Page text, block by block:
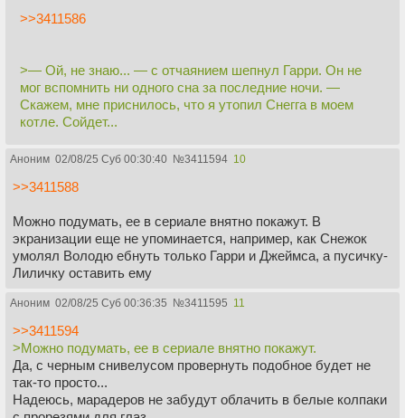
>>3411586
>— Ой, не знаю... — с отчаянием шепнул Гарри. Он не
мог вспомнить ни одного сна за последние ночи. —
Скажем, мне приснилось, что я утопил Снегга в моем
котле. Сойдет...
Аноним 02/08/25 Суб 00:30:40 №3411594 10
>>3411588
Можно подумать, ее в сериале внятно покажут. В
экранизации еще не упоминается, например, как Снежок
умолял Володю ебнуть только Гарри и Джеймса, а пусичку-
Лиличку оставить ему
Аноним 02/08/25 Суб 00:36:35 №3411595 11
>>3411594
>Можно подумать, ее в сериале внятно покажут.
Да, с черным снивелусом провернуть подобное будет не
так-то просто...
Надеюсь, марадеров не забудут облачить в белые колпаки